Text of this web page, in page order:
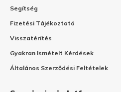
Segítség
Fizetési Tájékoztató
Visszatérítés
Gyakran Ismételt Kérdések
Általános Szerződési Feltételek